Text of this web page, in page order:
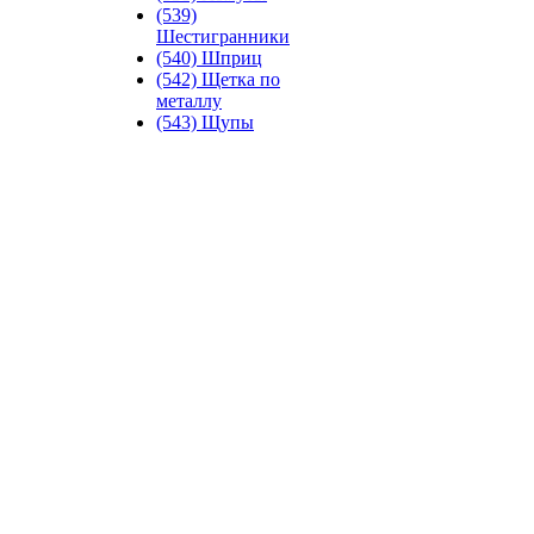
(539)
Шестигранники
(540) Шприц
(542) Щетка по
металлу
(543) Щупы